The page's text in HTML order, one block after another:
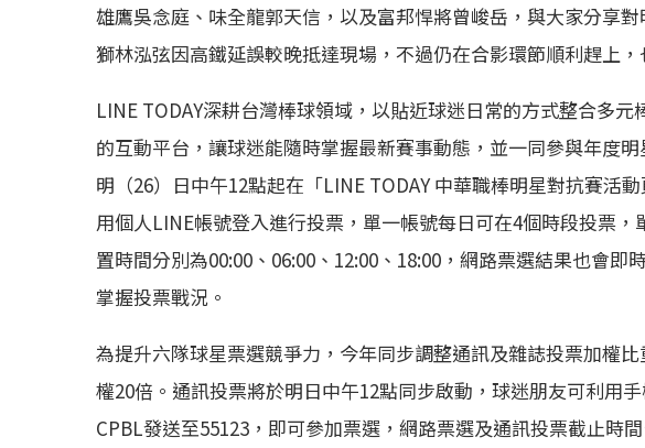
雄鷹吳念庭、味全龍郭天信，以及富邦悍將曾峻岳，與大家分享
獅林泓弦因高鐵延誤較晚抵達現場，不過仍在合影環節順利趕上
LINE TODAY深耕台灣棒球領域，以貼近球迷日常的方式整合多
的互動平台，讓球迷能隨時掌握最新賽事動態，並一同參與年度
明（26）日中午12點起在「LINE TODAY 中華職棒明星對抗賽活
用個人LINE帳號登入進行投票，單一帳號每日可在4個時段投票
置時間分別為00:00、06:00、12:00、18:00，網路票選結果也會
掌握投票戰況。
為提升六隊球星票選競爭力，今年同步調整通訊及雜誌投票加權
權20倍。通訊投票將於明日中午12點同步啟動，球迷朋友可利用
CPBL發送至55123，即可參加票選，網路票選及通訊投票截止時